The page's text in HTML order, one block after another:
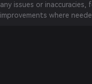
any issues or
improvements where